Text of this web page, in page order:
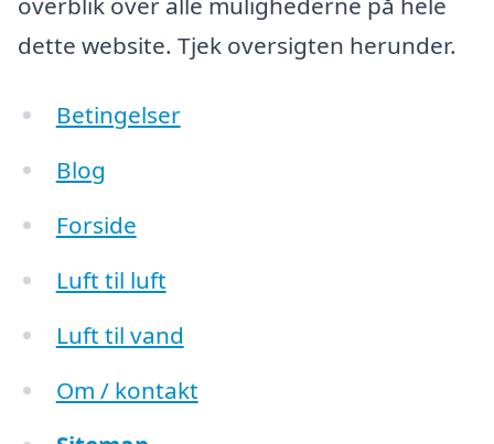
dette website. Tjek oversigten herunder.
Betingelser
Blog
Forside
Luft til luft
Luft til vand
Om / kontakt